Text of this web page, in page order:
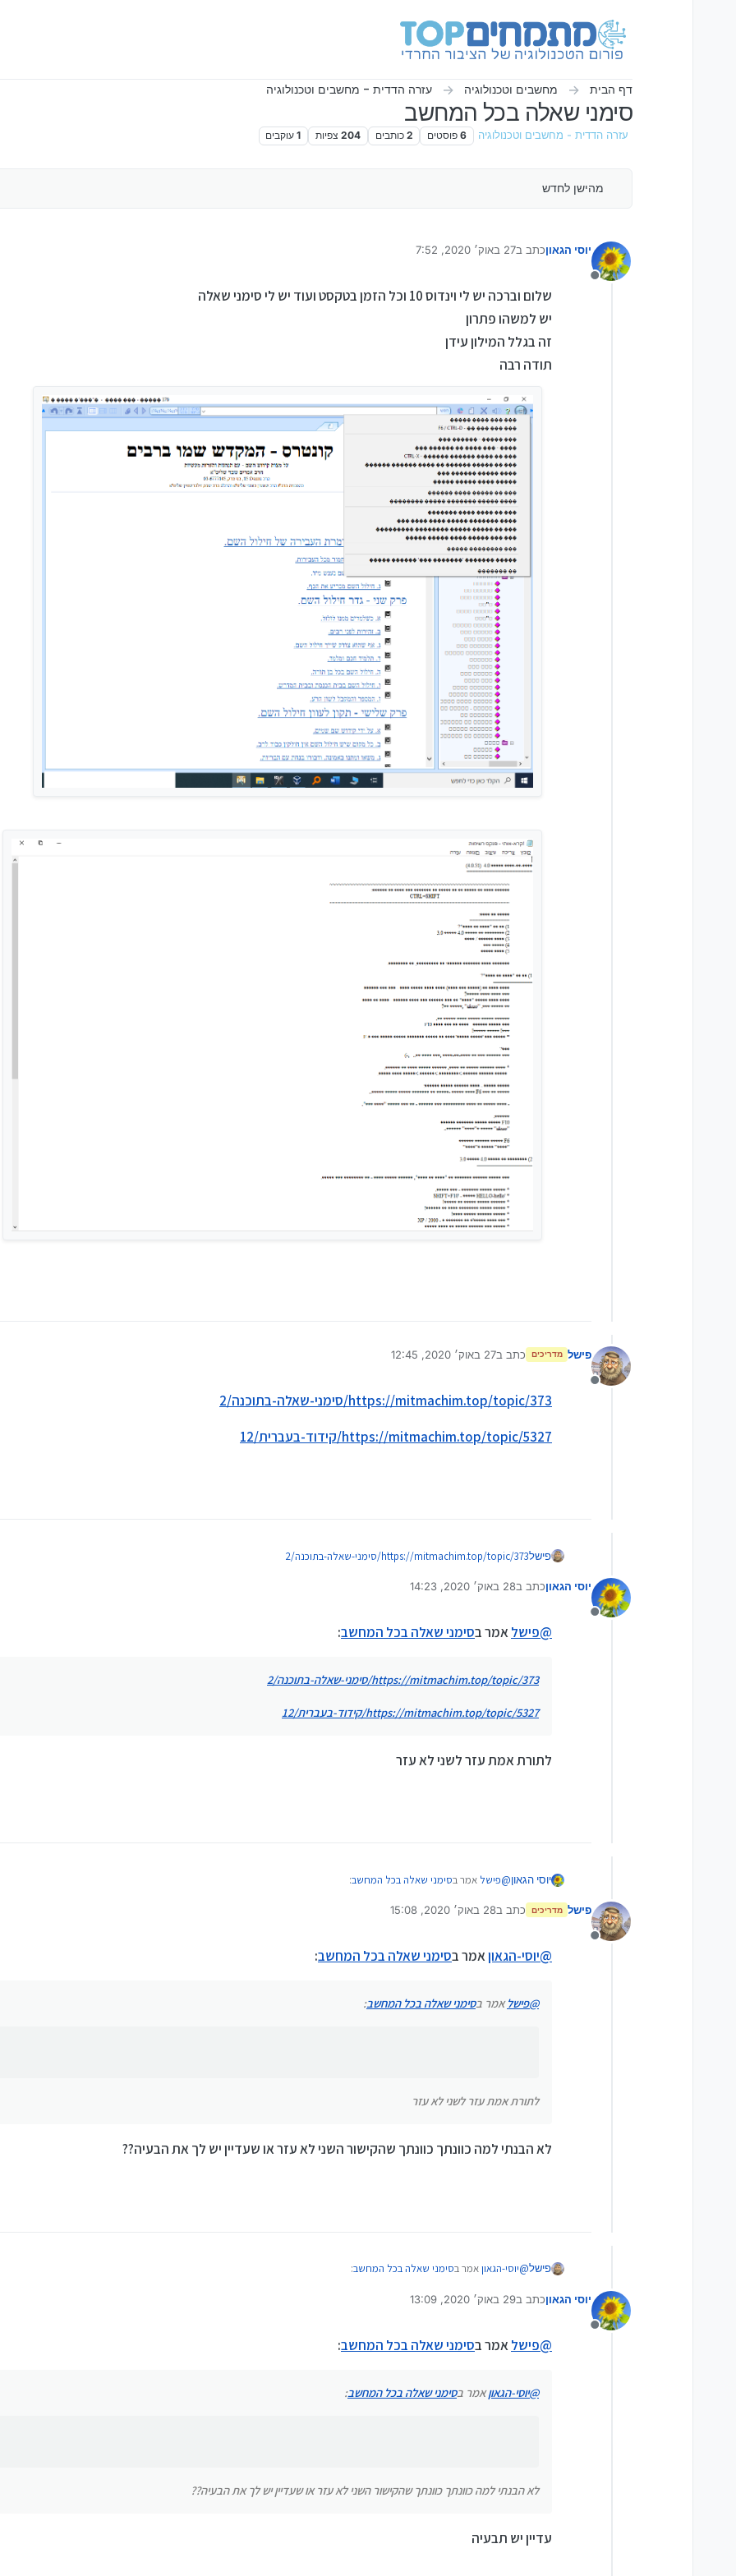
דף הבית מחשבים וטכנולוגיה עזרה הדדית - מחשבים וטכנולוגיה
סימני שאלה בכל המחשב
עזרה הדדית - מחשבים וטכנולוגיה 6 פוסטים 2 כותבים 204 צפיות 1 עוקבים
מהישן לחדש
מנותק
יוסי הגאוןכתב ב27 באוק׳ 2020, 7:52
נערך לאחרונה על ידי
שלום וברכה יש לי וינדוס 10 וכל הזמן בטקסט ועוד יש לי סימני שאלה
יש למשהו פתרון
זה בגלל המילון עידן
תודה רבה
מנותק
פישל מדריכים כתב ב27 באוק׳ 2020, 12:45
נערך לאחרונה על ידי פישל
https://mitmachim.top/topic/373/סימני-שאלה-בתוכנה/2
https://mitmachim.top/topic/5327/קידוד-בעברית/12
פישלhttps://mitmachim.top/topic/373/סימני-שאלה-בתוכנה/2
https://mitmachim.top/topic/5327/קידוד-בעברית/12
מנותק
יוסי הגאוןכתב ב28 באוק׳ 2020, 14:23
נערך לאחרונה על ידי
@פישלאמר בסימני שאלה בכל המחשב:
https://mitmachim.top/topic/373/סימני-שאלה-בתוכנה/2
https://mitmachim.top/topic/5327/קידוד-בעברית/12
לתורת אמת עזר לשני לא עזר
יוסי הגאון@פישל אמר בסימני שאלה בכל המחשב:
https://mitmachim.top/topic/5327/קידוד-בעברית/12
לתורת אמת עזר לשני לא עזר
מנותק
פישל מדריכים כתב ב28 באוק׳ 2020, 15:08
נערך לאחרונה על ידי
@יוסי-הגאוןאמר בסימני שאלה בכל המחשב:
@פישלאמר בסימני שאלה בכל המחשב:
לתורת אמת עזר לשני לא עזר
לא הבנתי למה כוונתך כוונתך שהקישור השני לא עזר או שעדיין יש לך את הבעיה??
פישל@יוסי-הגאוןאמר בסימני שאלה בכל המחשב:
https://mitmachim.top/topic/373/סימני-שאלה-בתוכנה/2
לא הבנתי למה כוונתך כוונתך שהקישור השני לא עזר או שעדיין יש לך את הבעיה??
מנותק
יוסי הגאוןכתב ב29 באוק׳ 2020, 13:09
נערך לאחרונה על ידי
@פישלאמר בסימני שאלה בכל המחשב:
@יוסי-הגאוןאמר בסימני שאלה בכל המחשב:
לא הבנתי למה כוונתך כוונתך שהקישור השני לא עזר או שעדיין יש לך את הבעיה??
עדיין יש תבעיה